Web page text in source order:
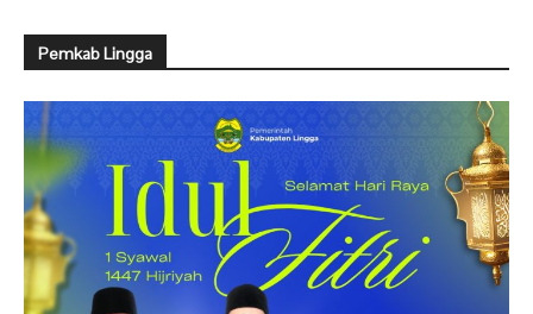
Pemkab Lingga